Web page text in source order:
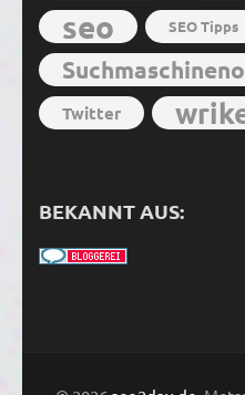
seo SEO Tipps
Twitter
BEKANNT AUS: